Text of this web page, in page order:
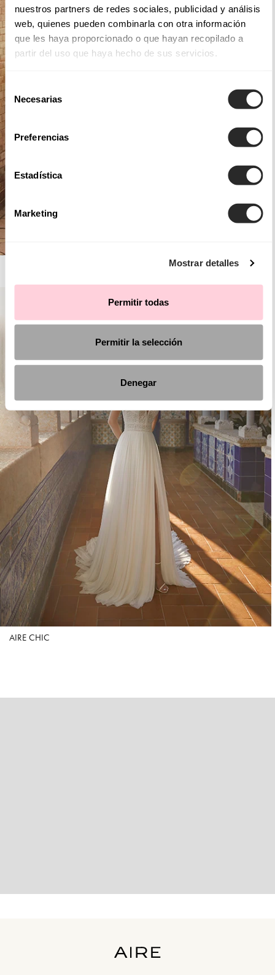
nuestros partners de redes sociales, publicidad y análisis
web, quienes pueden combinarla con otra información
que les haya proporcionado o que hayan recopilado a
partir del uso que haya hecho de sus servicios.
Selección
de
consentimiento
Necesarias
Preferencias
Estadística
Marketing
Mostrar detalles
Permitir todas
Permitir la selección
Denegar
AIRE CHIC